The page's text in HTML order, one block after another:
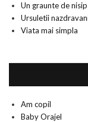
Un graunte de nisip
Ursuletii
Viata mai simpla
Am copil
Baby Orajel